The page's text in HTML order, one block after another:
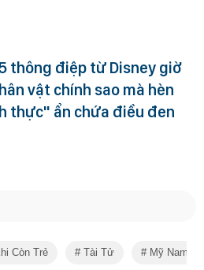
thông điệp từ Disney giờ
vật chính sao mà hèn
thực" ẩn chứa điều đen
Còn Trẻ Tài Tử Mỹ Nam